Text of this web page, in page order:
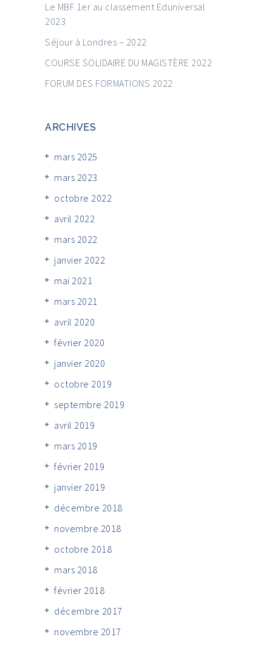
Le MBF 1er au classement Eduniversal
2023
Séjour à Londres – 2022
COURSE SOLIDAIRE DU MAGISTÈRE 2022
FORUM DES FORMATIONS 2022
ARCHIVES
mars 2025
mars 2023
octobre 2022
avril 2022
mars 2022
janvier 2022
mai 2021
mars 2021
avril 2020
février 2020
janvier 2020
octobre 2019
septembre 2019
avril 2019
mars 2019
février 2019
janvier 2019
décembre 2018
novembre 2018
octobre 2018
mars 2018
février 2018
décembre 2017
novembre 2017